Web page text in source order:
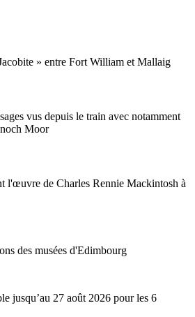
» entre Fort William et Mallaig
vus depuis le train avec notamment
Moor
l'œuvre de Charles Rennie Mackintosh à
des musées d'Edimbourg
jusqu’au 27 août 2026 pour les 6